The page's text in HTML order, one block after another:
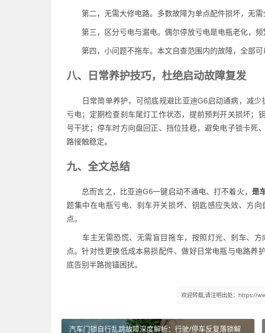
第二，无需大修电路。多数故障为单点配件损坏，无需
第三，区分亏电与漏电。偶尔停放亏电是电瓶老化，频
第四，小问题不拖车。本文自查范围内的故障，全部可
八、日常养护技巧，杜绝启动故障复发
日常简单养护，可彻底规避比亚迪G6启动通病，减少
亏电；定期检查刹车尾灯工作状态，提前预判开关损坏；
号干扰；停车时方向盘回正、挡位挂稳，避免电子锁卡死
路接触稳定。
九、全文总结
总而言之，比亚迪G6一键启动不通电、打不着火， 是
题集中在电瓶亏电、刹车开关损坏、钥匙感应失效、方
点。
车主无需恐慌、无需盲目拖车，按照灯光、刹车、方
点。针对性更换低成本易损配件、做好日常电瓶与电路养
底告别半路抛锚困扰。
欢迎转载,请注明出处：https://
汽车门锁自行乱跳故障深度解析：行驶/停车反复落锁解